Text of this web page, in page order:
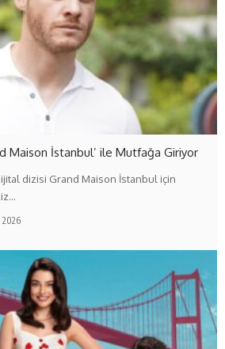
Maison İstanbul’ ile Mutfağa Giriyor
dizisi Grand Maison İstanbul için
2026